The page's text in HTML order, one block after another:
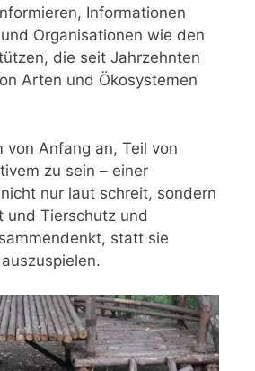
Informationen
Organisationen wie den
die seit Jahrzehnten
Arten und Ökosystemen
von Anfang an, Teil von
zu sein – einer
nur laut schreit, sondern
und Tierschutz und
statt sie